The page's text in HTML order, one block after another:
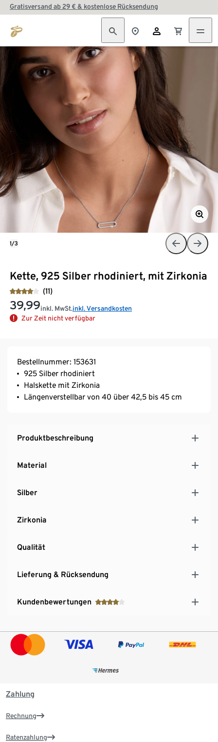
Gratisversand ab 29 € & kostenlose Rücksendung
Kette, 925 Silber rhodiniert, mit Zirkonia
(11)
39,99inkl. MwSt.inkl. Versandkosten
Zur Zeit nicht verfügbar
1/3
Bestellnummer: 153631
925 Silber rhodiniert
Halskette mit Zirkonia
Längenverstellbar von 40 über 42,5 bis 45 cm
Produktbeschreibung
Material
Silber
Zirkonia
Qualität
Lieferung & Rücksendung
Kundenbewertungen
Zahlung
Rechnung
Ratenzahlung